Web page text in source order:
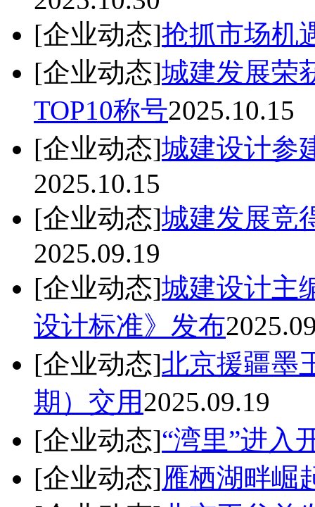
[企业动态]抢抓市场机
[企业动态]城建发展荣
TOP10称号2025.10.15
[企业动态]城建设计参
2025.10.15
[企业动态]城建发展竞
2025.09.19
[企业动态]城建设计主
设计标准》发布
[企业动态]北京援疆墨
期）交用2025.09.19
[企业动态]“湾里”进入
[企业动态]雁栖湖畔崛